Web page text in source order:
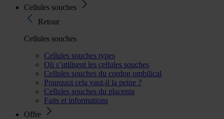
Cellules souches
Retour
Cellules souches
Cellules souches types
Où s’utilisent les cellules souches
Cellules souches du cordon ombilical
Pourquoi cela vaut-il la peine ?
Cellules souches du placenta
Faits et informations
Offre